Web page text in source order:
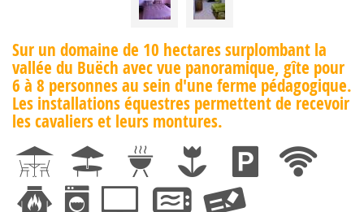
Sur un domaine de 10 hectares surplombant la
vallée du Buëch avec vue panoramique, gîte pour
6 à 8 personnes au sein d'une ferme pédagogique.
Les installations équestres permettent de recevoir
les cavaliers et leurs montures.